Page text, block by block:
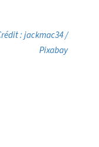
: jackmac34 /
Pixabay